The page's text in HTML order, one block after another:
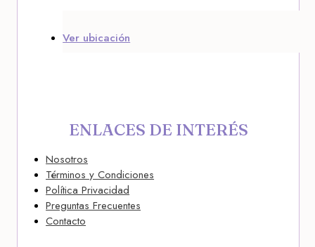
Ver ubicación
ENLACES DE INTERÉS
Nosotros
Términos y Condiciones
Política Privacidad
Preguntas Frecuentes
Contacto